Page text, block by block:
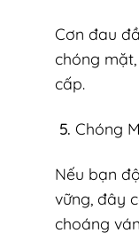
Cơn đau
chóng
cấp.
Chóng
Nếu bạn
vững, đây
choáng